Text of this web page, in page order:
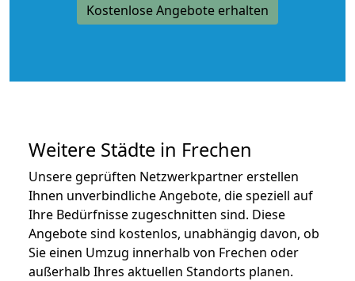
Kostenlose Angebote erhalten
Weitere Städte in Frechen
Unsere geprüften Netzwerkpartner erstellen
Ihnen unverbindliche Angebote, die speziell auf
Ihre Bedürfnisse zugeschnitten sind. Diese
Angebote sind kostenlos, unabhängig davon, ob
Sie einen Umzug innerhalb von Frechen oder
außerhalb Ihres aktuellen Standorts planen.